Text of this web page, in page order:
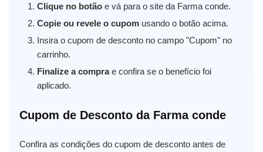
Clique no botão e vá para o site da Farma conde.
Copie ou revele o cupom usando o botão acima.
Insira o cupom de desconto no campo "Cupom" no
carrinho.
Finalize a comprae confira se o benefício foi
aplicado.
Cupom de Desconto da Farma conde
Confira as condições do cupom de desconto antes de